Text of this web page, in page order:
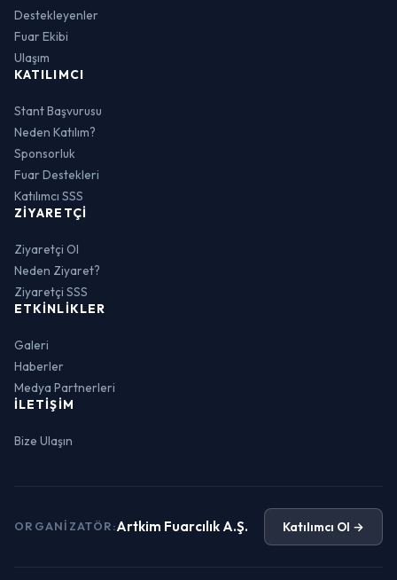
Destekleyenler
Fuar Ekibi
Ulaşım
KATILIMCI
Stant Başvurusu
Neden Katılım?
Sponsorluk
Fuar Destekleri
Katılımcı SSS
ZIYARETÇI
Ziyaretçi Ol
Neden Ziyaret?
Ziyaretçi SSS
ETKINLIKLER
Galeri
Haberler
Medya Partnerleri
İLETIŞIM
Bize Ulaşın
ORGANIZATÖR:Artkim Fuarcılık A.Ş. Katılımcı Ol →